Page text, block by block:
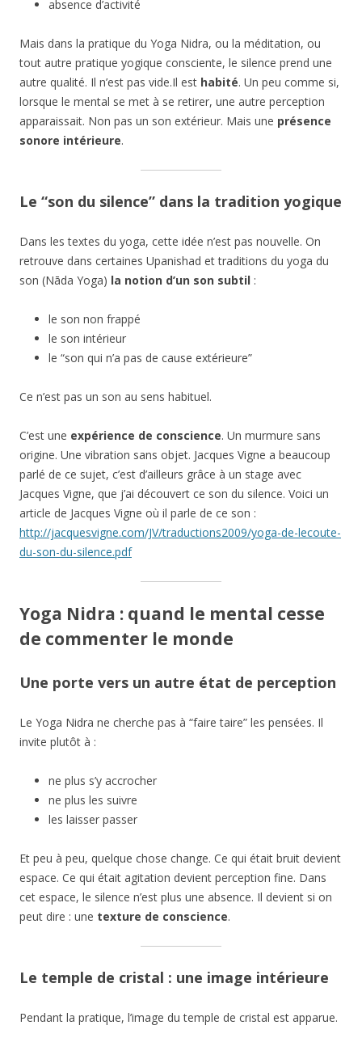
absence d’activité
Mais dans la pratique du Yoga Nidra, ou la méditation, ou
tout autre pratique yogique consciente, le silence prend une
autre qualité. Il n’est pas vide.Il est habité. Un peu comme si,
lorsque le mental se met à se retirer, une autre perception
apparaissait. Non pas un son extérieur. Mais une présence
sonore intérieure.
Le “son du silence” dans la tradition yogique
Dans les textes du yoga, cette idée n’est pas nouvelle. On
retrouve dans certaines Upanishad et traditions du yoga du
son (Nāda Yoga) la notion d’un son subtil :
le son non frappé
le son intérieur
le “son qui n’a pas de cause extérieure”
Ce n’est pas un son au sens habituel.
C’est une expérience de conscience. Un murmure sans
origine. Une vibration sans objet. Jacques Vigne a beaucoup
parlé de ce sujet, c’est d’ailleurs grâce à un stage avec
Jacques Vigne, que j’ai découvert ce son du silence. Voici un
article de Jacques Vigne où il parle de ce son :
http://jacquesvigne.com/JV/traductions2009/yoga-de-lecoute-
du-son-du-silence.pdf
Yoga Nidra : quand le mental cesse
de commenter le monde
Une porte vers un autre état de perception
Le Yoga Nidra ne cherche pas à “faire taire” les pensées. Il
invite plutôt à :
ne plus s’y accrocher
ne plus les suivre
les laisser passer
Et peu à peu, quelque chose change. Ce qui était bruit devient
espace. Ce qui était agitation devient perception fine. Dans
cet espace, le silence n’est plus une absence. Il devient si on
peut dire : une texture de conscience.
Le temple de cristal : une image intérieure
Pendant la pratique, l’image du temple de cristal est apparue.